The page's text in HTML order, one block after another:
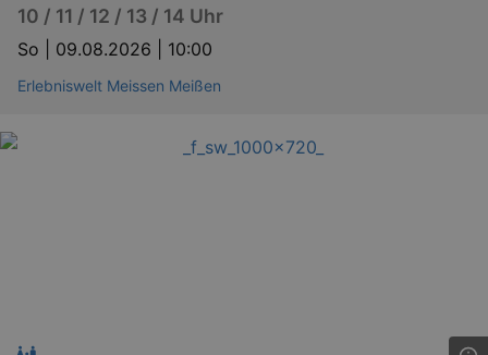
10 / 11 / 12 / 13 / 14 Uhr
So | 09.08.2026 | 10:00
Erlebniswelt Meissen Meißen